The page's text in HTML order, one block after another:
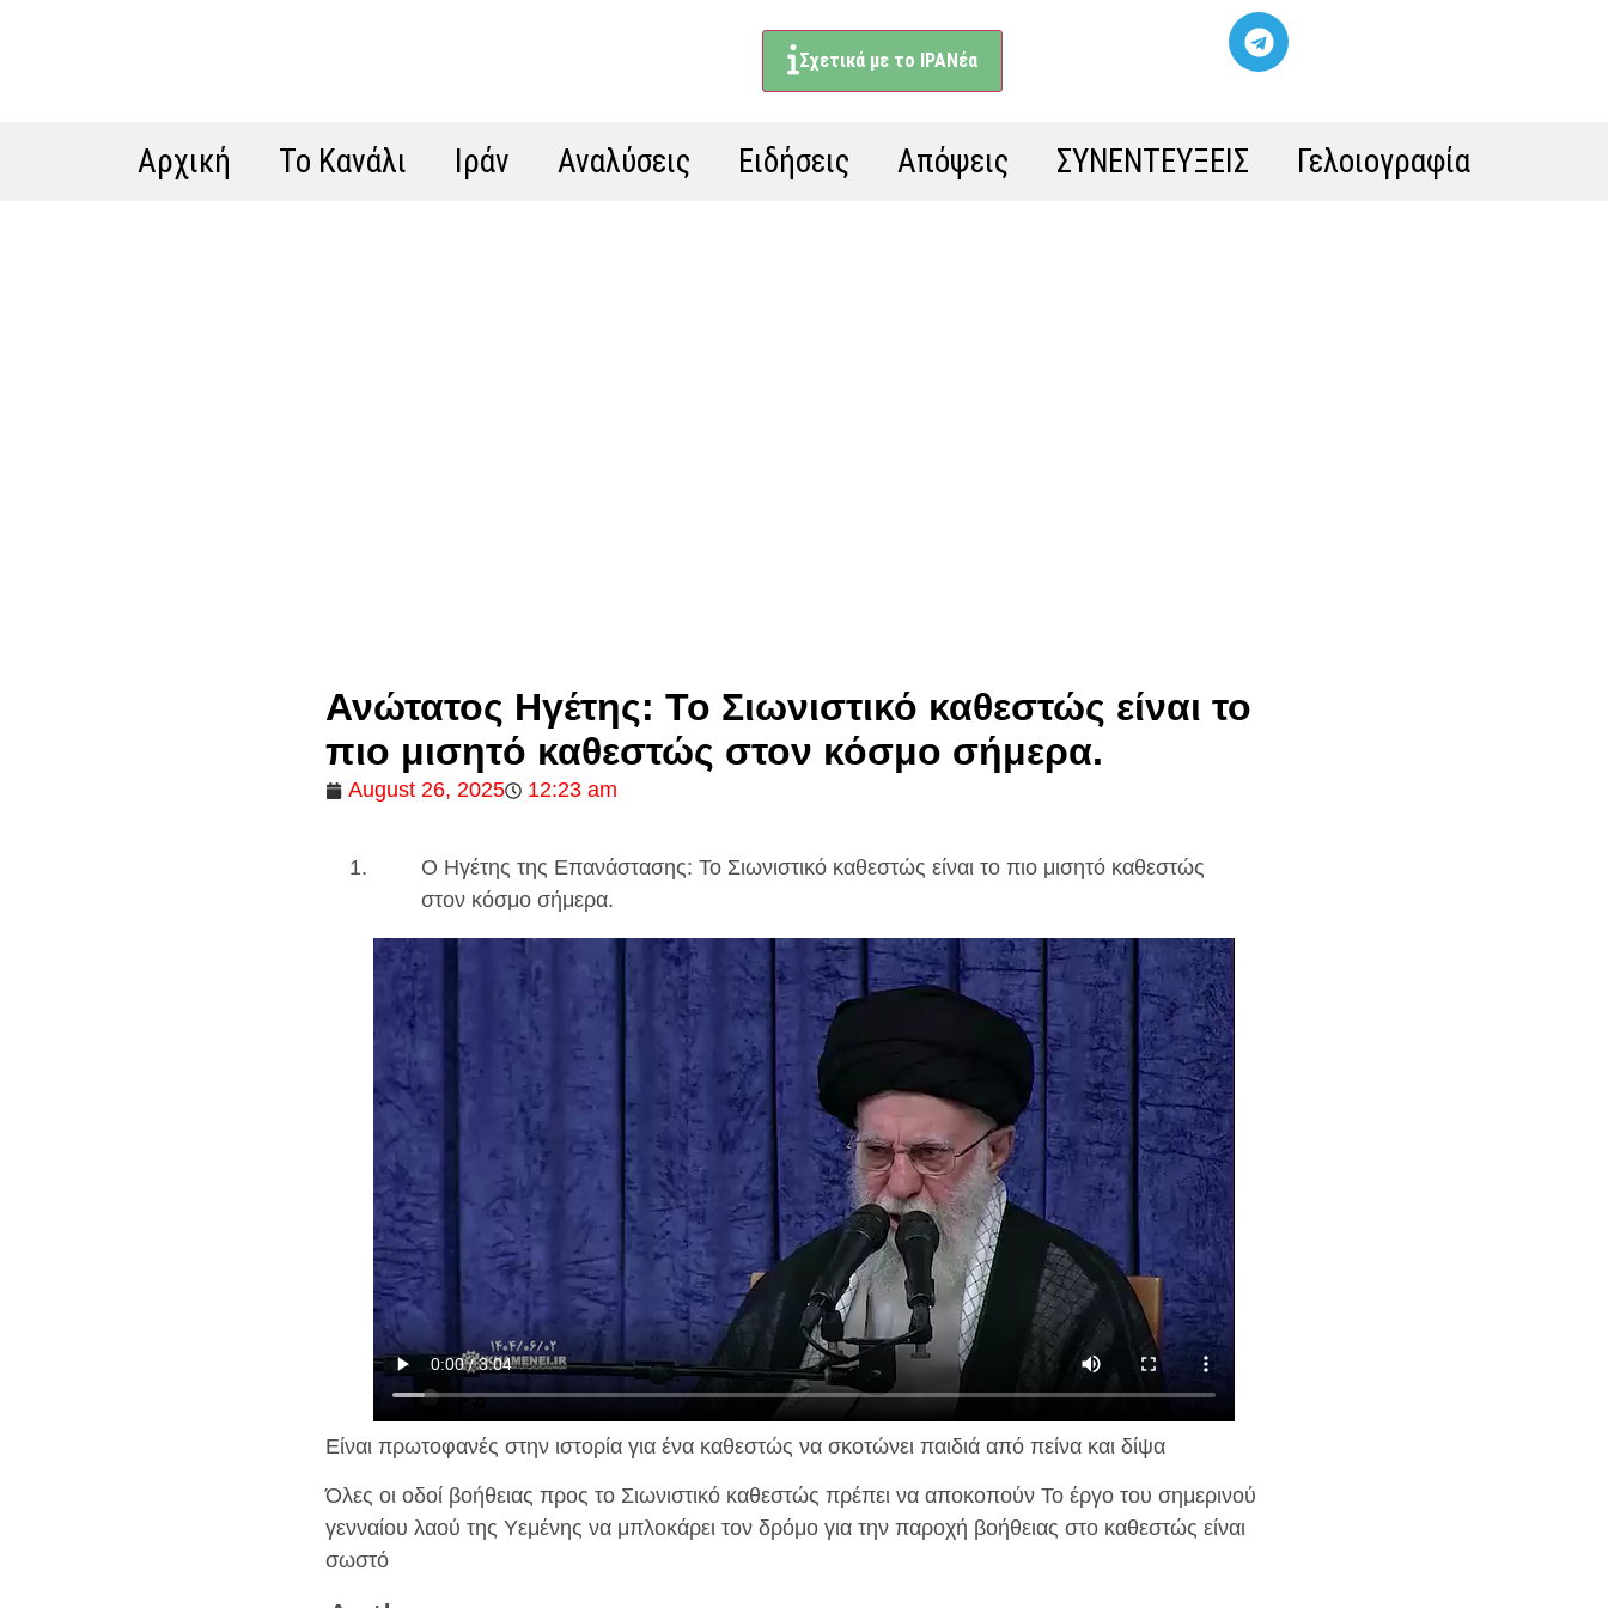
Σχετικά με το ΙΡΑΝέα
Αρχική Το Κανάλι Ιράν Αναλύσεις Ειδήσεις Απόψεις ΣΥΝΕΝΤΕΥΞΕΙΣ Γελοιογραφία
Ανώτατος Ηγέτης: Το Σιωνιστικό καθεστώς είναι το
πιο μισητό καθεστώς στον κόσμο σήμερα.
August 26, 2025 12:23 am
Ο Ηγέτης της Επανάστασης: Το Σιωνιστικό καθεστώς είναι το πιο μισητό καθεστώς
στον κόσμο σήμερα.
Είναι πρωτοφανές στην ιστορία για ένα καθεστώς να σκοτώνει παιδιά από πείνα και δίψα
Όλες οι οδοί βοήθειας προς το Σιωνιστικό καθεστώς πρέπει να αποκοπούν Το έργο του σημερινού
γενναίου λαού της Υεμένης να μπλοκάρει τον δρόμο για την παροχή βοήθειας στο καθεστώς είναι
σωστό